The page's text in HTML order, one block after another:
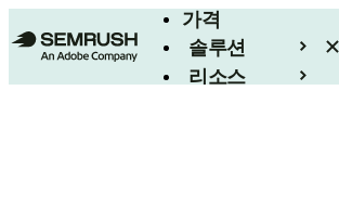
가격
솔루션
리소스